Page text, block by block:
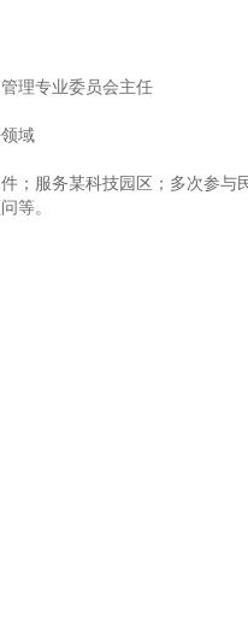
理专业委员会主任
域
；服务某科技园区；多次参与
等。